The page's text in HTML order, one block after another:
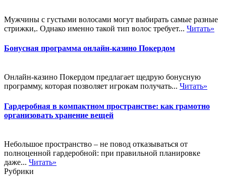
Мужчины с густыми волосами могут выбирать самые разные
стрижки,. Однако именно такой тип волос требует... Читать»
Бонусная программа онлайн-казино Покердом
Онлайн-казино Покердом предлагает щедрую бонусную
программу, которая позволяет игрокам получать... Читать»
Гардеробная в компактном пространстве: как грамотно
организовать хранение вещей
Небольшое пространство – не повод отказываться от
полноценной гардеробной: при правильной планировке
даже... Читать»
Рубрики